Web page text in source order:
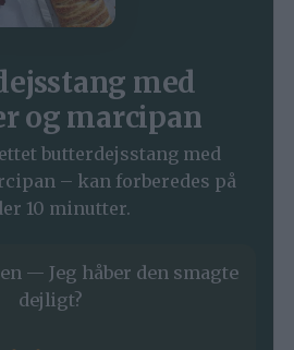
med
og marcipan
butterdejsstang med
– kan forberedes på
10 minutter.
— Jeg håber den smagte
dejligt?